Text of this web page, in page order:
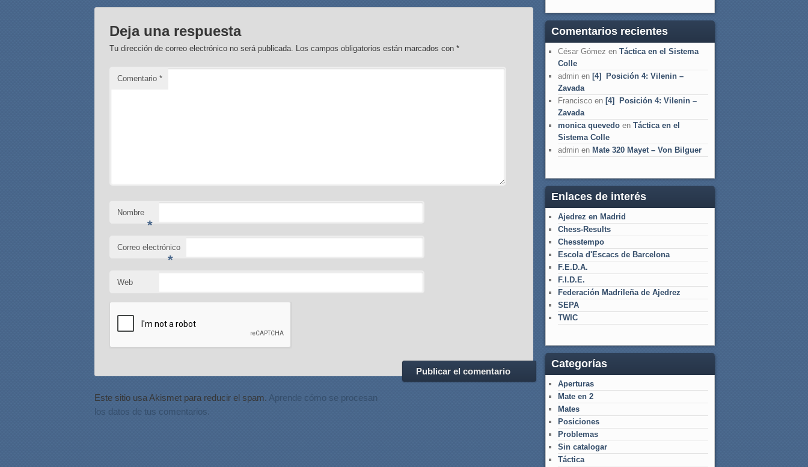
Deja una respuesta
Tu dirección de correo electrónico no será publicada. Los campos obligatorios están marcados con*
Comentario*
Nombre
*
Correo electrónico
*
Web
Este sitio usa Akismet para reducir el spam. Aprende cómo se procesan
los datos de tus comentarios.
Comentarios recientes
César Gómez en Táctica en el Sistema
Colle
admin en [4] Posición 4: Vilenin –
Zavada
Francisco en [4] Posición 4: Vilenin –
Zavada
monica quevedo en Táctica en el
Sistema Colle
admin en Mate 320 Mayet – Von Bilguer
Enlaces de interés
Ajedrez en Madrid
Chess-Results
Chesstempo
Escola d'Escacs de Barcelona
F.E.D.A.
F.I.D.E.
Federación Madrileña de Ajedrez
SEPA
TWIC
Categorías
Aperturas
Mate en 2
Mates
Posiciones
Problemas
Sin catalogar
Táctica